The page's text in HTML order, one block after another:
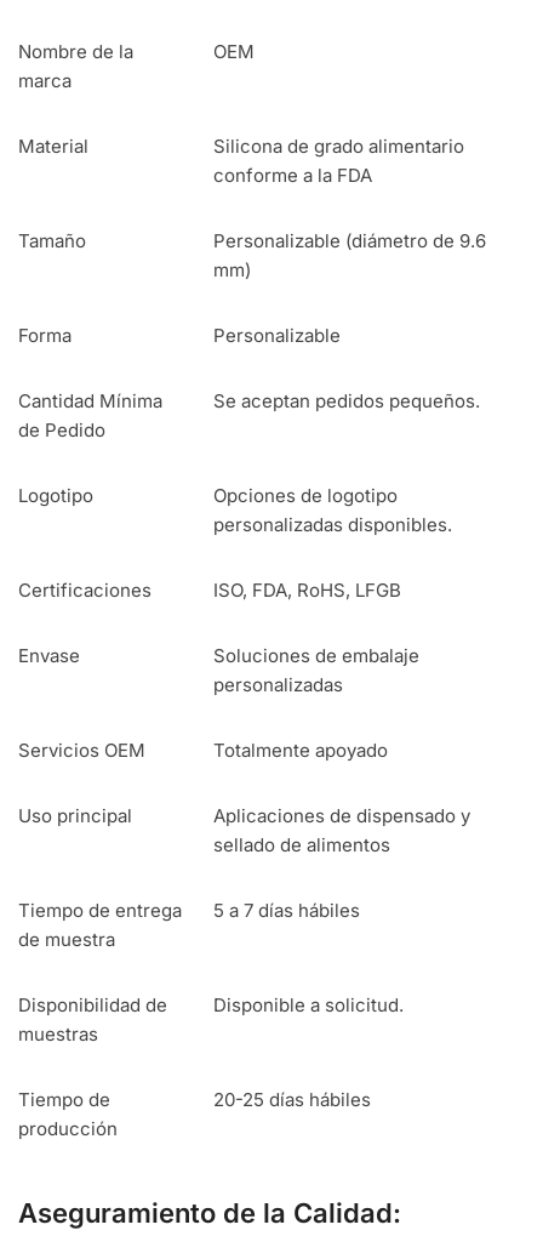
Nombre de la
marca
OEM
Material
Silicona de grado alimentario
conforme a la FDA
Tamaño
Personalizable (diámetro de 9.6
mm)
Forma Personalizable
Cantidad Mínima
de Pedido
Se aceptan pedidos pequeños.
Logotipo
Opciones de logotipo
personalizadas disponibles.
Certificaciones ISO, FDA, RoHS, LFGB
Envase
Soluciones de embalaje
personalizadas
Servicios OEM Totalmente apoyado
Uso principal
Aplicaciones de dispensado y
sellado de alimentos
Tiempo de entrega
de muestra
5 a 7 días hábiles
Disponibilidad de
muestras
Disponible a solicitud.
Tiempo de
producción
20-25 días hábiles
Aseguramiento de la Calidad: